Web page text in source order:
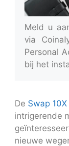
Meld u
via
Personal
bij het
De Swap
intrigerende
nieuwe